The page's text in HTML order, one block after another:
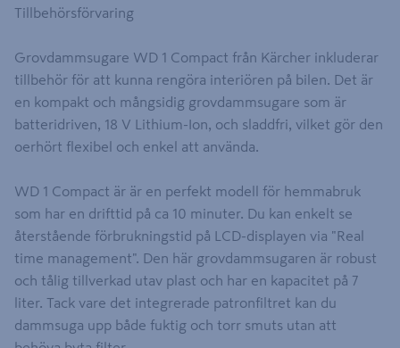
Tillbehörsförvaring
Grovdammsugare WD 1 Compact från Kärcher inkluderar
tillbehör för att kunna rengöra interiören på bilen. Det är
en kompakt och mångsidig grovdammsugare som är
batteridriven, 18 V Lithium-Ion, och sladdfri, vilket gör den
oerhört flexibel och enkel att använda.
WD 1 Compact är är en perfekt modell för hemmabruk
som har en drifttid på ca 10 minuter. Du kan enkelt se
återstående förbrukningstid på LCD-displayen via "Real
time management". Den här grovdammsugaren är robust
och tålig tillverkad utav plast och har en kapacitet på 7
liter. Tack vare det integrerade patronfiltret kan du
dammsuga upp både fuktig och torr smuts utan att